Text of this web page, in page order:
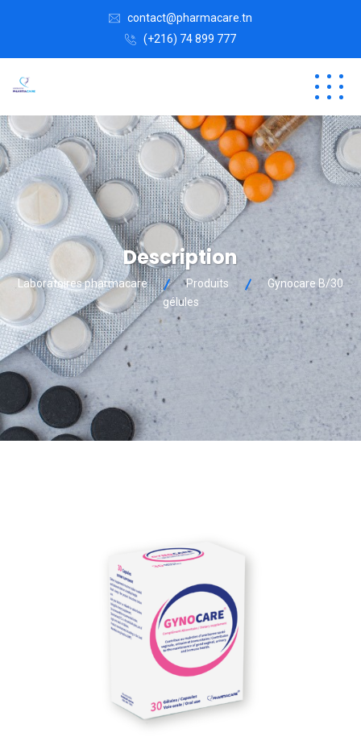
contact@pharmacare.tn
(+216) 74 899 777
Description
Laboratoires pharmacare Produits
Gynocare B/30
gélules